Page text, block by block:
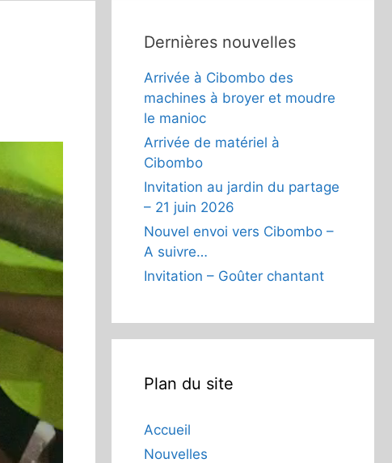
Dernières nouvelles
Arrivée à Cibombo des
machines à broyer et moudre
le manioc
Arrivée de matériel à
Cibombo
Invitation au jardin du partage
– 21 juin 2026
Nouvel envoi vers Cibombo –
A suivre…
Invitation – Goûter chantant
Plan du site
Accueil
Nouvelles